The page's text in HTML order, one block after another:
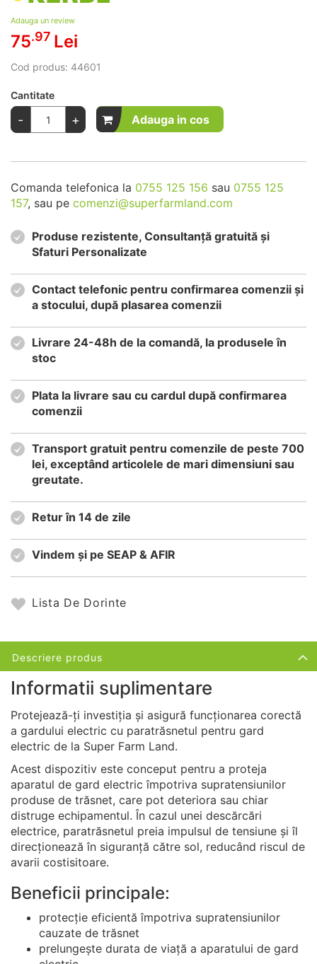
Adauga un review
75.97 Lei
Cod produs: 44601
Cantitate
- + Adauga in cos
Comanda telefonica la 0755 125 156 sau 0755 125
157, sau pe comenzi@superfarmland.com
Produse rezistente, Consultanță gratuită și
Sfaturi Personalizate
Contact telefonic pentru confirmarea comenzii și
a stocului, după plasarea comenzii
Livrare 24-48h de la comandă, la produsele în
stoc
Plata la livrare sau cu cardul după confirmarea
comenzii
Transport gratuit pentru comenzile de peste 700
lei, exceptând articolele de mari dimensiuni sau
greutate.
Retur în 14 de zile
Vindem și pe SEAP & AFIR
Lista De Dorinte
Descriere produs
Informatii suplimentare
Protejează-ți investiția și asigură funcționarea corectă
a gardului electric cu paratrăsnetul pentru gard
electric de la Super Farm Land.
Acest dispozitiv este conceput pentru a proteja
aparatul de gard electric împotriva supratensiunilor
produse de trăsnet, care pot deteriora sau chiar
distruge echipamentul. În cazul unei descărcări
electrice, paratrăsnetul preia impulsul de tensiune și îl
direcționează în siguranță către sol, reducând riscul de
avarii costisitoare.
Beneficii principale:
protecție eficientă împotriva supratensiunilor
cauzate de trăsnet
prelungește durata de viață a aparatului de gard